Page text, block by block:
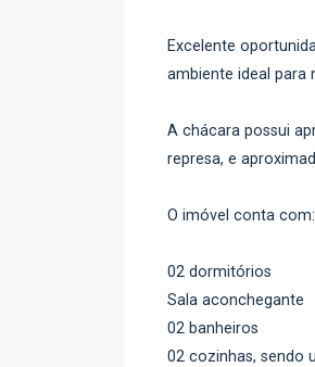
Excelente
ambiente ideal para
A chácara possui
represa, e
O imóvel conta com:
02 dormitórios
Sala aconchegante
02 banheiros
02 cozinhas, sendo